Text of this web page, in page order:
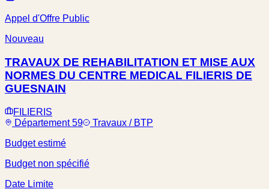
Appel d'Offre Public
Nouveau
TRAVAUX DE REHABILITATION ET MISE AUX
NORMES DU CENTRE MEDICAL FILIERIS DE
GUESNAIN
FILIERIS
Département 59
Travaux / BTP
Budget estimé
Budget non spécifié
Date Limite